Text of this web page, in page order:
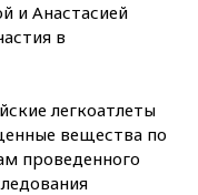
и Анастасией
в
легкоатлеты
вещества по
проведенного